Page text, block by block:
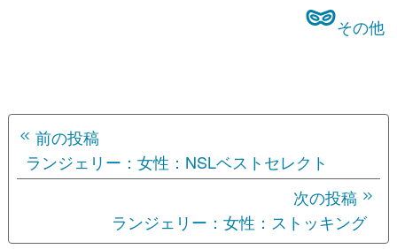
その他
前の投稿
ランジェリー：女性：NSLベストセレクト
次の投稿
ランジェリー：女性：ストッキング